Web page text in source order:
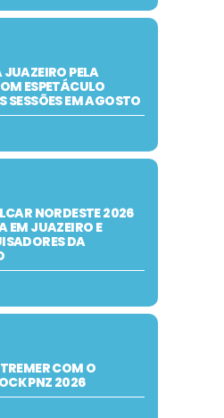
PELA
ESPETÁCULO
SESSÕES EM AGOSTO
NORDESTE 2026
EM JUAZEIRO E
DA
COM O
PNZ 2026